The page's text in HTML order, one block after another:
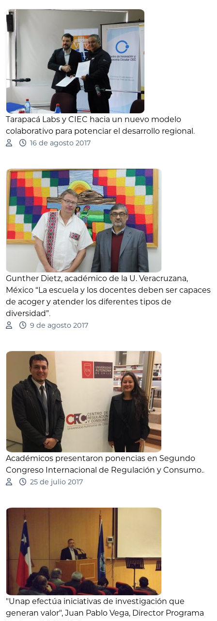
Tarapacá Labs y CIEC hacia un nuevo modelo
colaborativo para potenciar el desarrollo regional.
16 de agosto 2017
Gunther Dietz, académico de la U. Veracruzana,
México “La escuela y los docentes deben ser capaces
de acoger y atender los diferentes tipos de
diversidad”.
9 de agosto 2017
Académicos presentaron ponencias en Segundo
Congreso Internacional de Regulación y Consumo..
25 de julio 2017
"Unap efectúa iniciativas de investigación que
generan valor", Juan Pablo Vega, Director Programa